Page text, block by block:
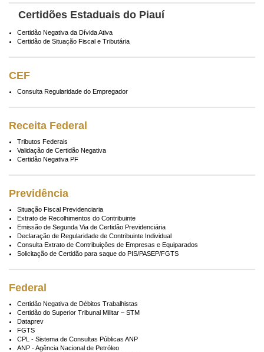
Certidões Estaduais do Piauí
Certidão Negativa da Dívida Ativa
Certidão de Situação Fiscal e Tributária
CEF
Consulta Regularidade do Empregador
Receita Federal
Tributos Federais
Validação de Certidão Negativa
Certidão Negativa PF
Previdência
Situação Fiscal Previdenciaria
Extrato de Recolhimentos do Contribuinte
Emissão de Segunda Via de Certidão Previdenciária
Declaração de Regularidade de Contribuinte Individual
Consulta Extrato de Contribuições de Empresas e Equiparados
Solicitação de Certidão para saque do PIS/PASEP/FGTS
Federal
Certidão Negativa de Débitos Trabalhistas
Certidão do Superior Tribunal Militar – STM
Dataprev
FGTS
CPL - Sistema de Consultas Públicas ANP
ANP - Agência Nacional de Petróleo